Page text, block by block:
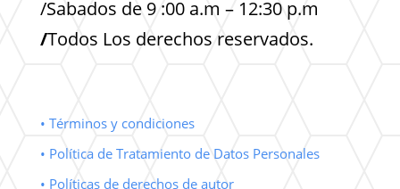
/Sabados de 9 :00 a.m – 12:30 p.m
/Todos Los derechos reservados.
• Términos y condiciones
• Política de Tratamiento de Datos Personales
• Políticas de derechos de autor